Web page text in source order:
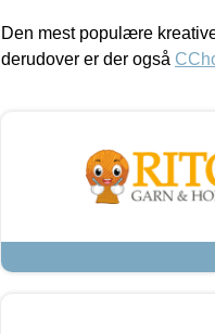
Den mest populære
derudover er der også